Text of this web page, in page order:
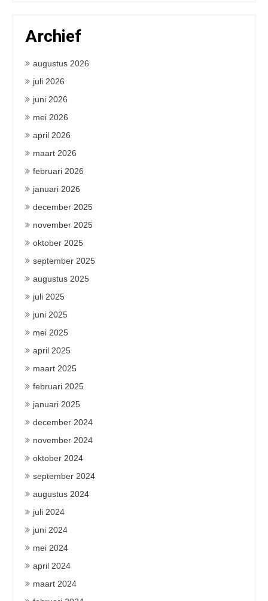
Archief
augustus 2026
juli 2026
juni 2026
mei 2026
april 2026
maart 2026
februari 2026
januari 2026
december 2025
november 2025
oktober 2025
september 2025
augustus 2025
juli 2025
juni 2025
mei 2025
april 2025
maart 2025
februari 2025
januari 2025
december 2024
november 2024
oktober 2024
september 2024
augustus 2024
juli 2024
juni 2024
mei 2024
april 2024
maart 2024